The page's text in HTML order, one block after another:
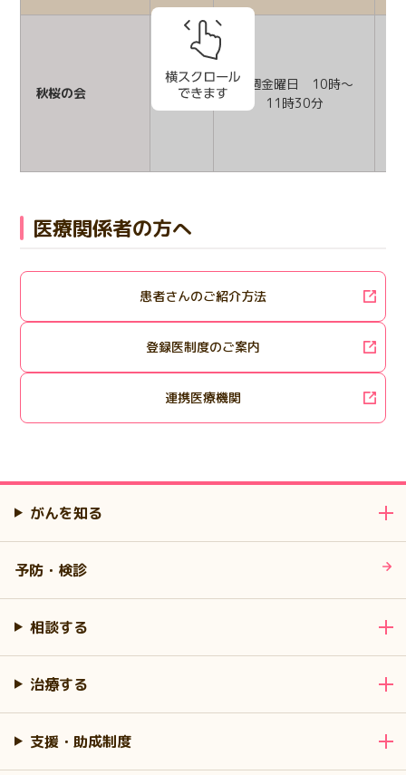
秋桜の会 -
毎週金曜日 10時～
11時30分
医療関係者の方へ
患者さんのご紹介方法
登録医制度のご案内
連携医療機関
がんを知る
予防・検診
相談する
治療する
支援・助成制度